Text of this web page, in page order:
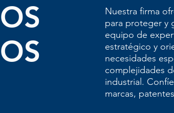
Nuestra firma
para proteger y
equipo de
estratégico y
necesidades
complejidades
industrial.
marcas,